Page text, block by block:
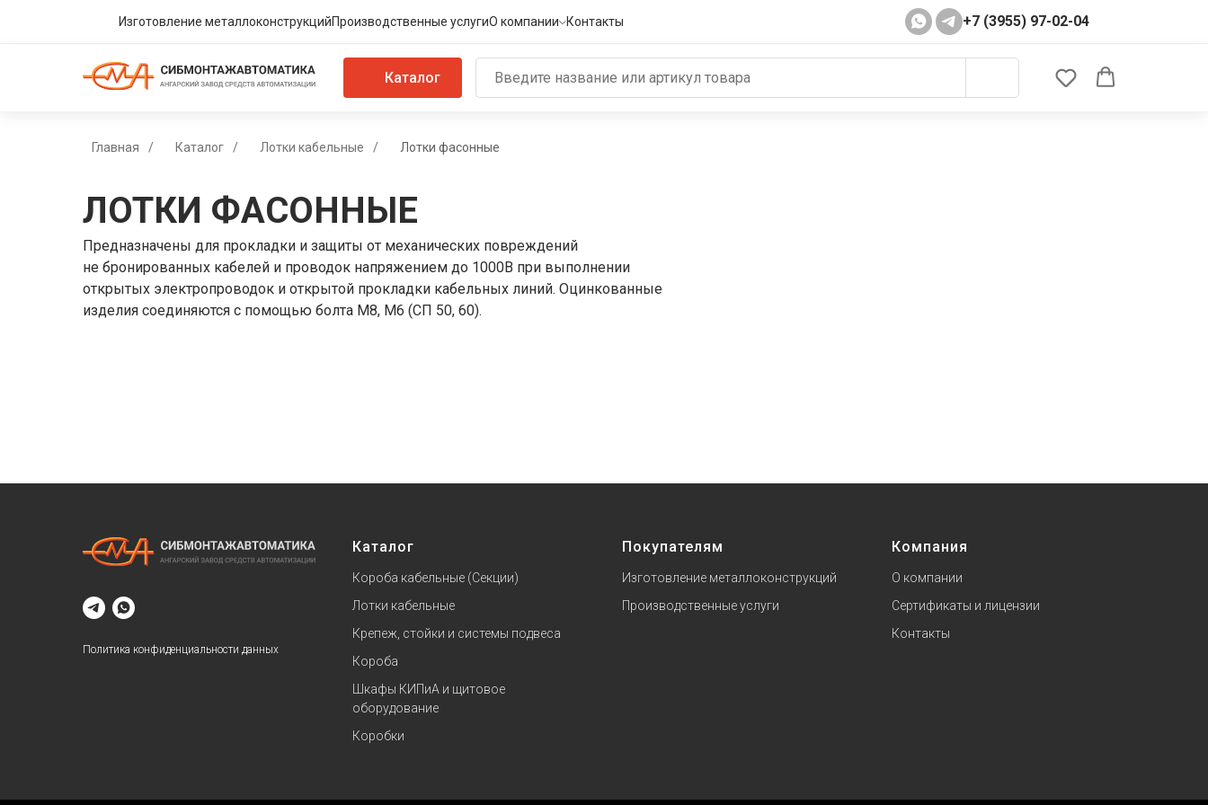
Изготовление металлоконструкцийПроизводственные услугиО компании Контакты +7 (3955) 97-02-04
Каталог
Главная / Каталог / Лотки кабельные / Лотки фасонные
ЛОТКИ ФАСОННЫЕ
Предназначены для прокладки и защиты от механических повреждений
не бронированных кабелей и проводок напряжением до 1000B при выполнении
открытых электропроводок и открытой прокладки кабельных линий. Оцинкованные
изделия соединяются с помощью болта M8, M6 (СП 50, 60).
Политика конфиденциальности данных
Каталог
Короба кабельные (Секции)
Лотки кабельные
Крепеж, стойки и системы подвеса
Короба
Шкафы КИПиА и щитовое
оборудование
Коробки
Покупателям
Изготовление металлоконструкций
Производственные услуги
Компания
О компании
Сертификаты и лицензии
Контакты